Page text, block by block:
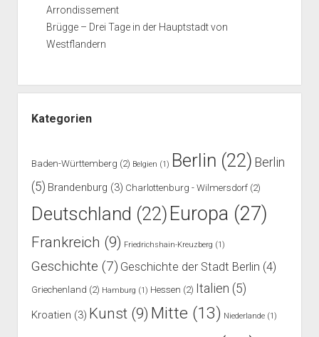
Arrondissement
Brügge – Drei Tage in der Hauptstadt von
Westflandern
Kategorien
Baden-Württemberg (2) Belgien (1) Berlin (22) Berlin
(5) Brandenburg (3) Charlottenburg - Wilmersdorf(2)
Deutschland (22) Europa (27)
Frankreich (9) Friedrichshain-Kreuzberg (1)
Geschichte (7) Geschichte der Stadt Berlin (4)
Griechenland (2) Hamburg (1) Hessen (2) Italien (5)
Kroatien (3) Kunst(9) Mitte (13) Niederlande(1)